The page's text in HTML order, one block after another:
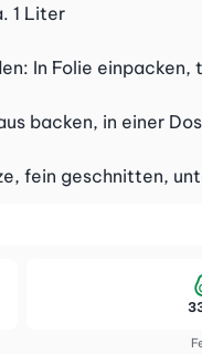
1 Liter
In Folie
backen, in einer
fein geschnitten,